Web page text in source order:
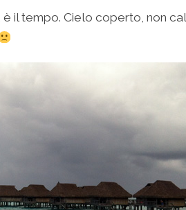
il tempo. Cielo coperto, non